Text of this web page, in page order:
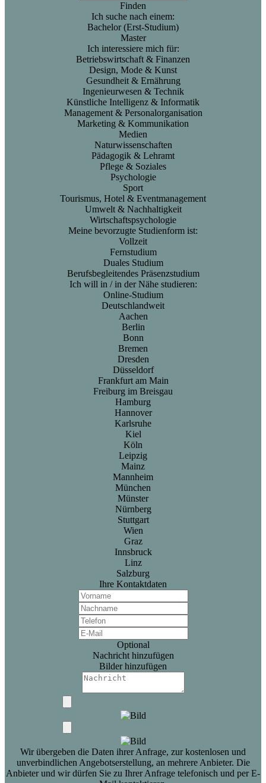
Finden
Ich suche nach einem:
Bachelor (Erst-Studium)
Master
Ich interessiere mich für:
Betriebswirtschaft & Finanzen
Design, Mode & Kunst
Gesundheit & Ernährung
Ingenieurwesen & Technik
Künstliche Intelligenz & Informatik
Management & Personalorganisation
Marketing & Kommunikation
Medien
Naturwissenschaften
Pädagogik & Lehramt
Pflege & Soziales
Psychologie
Sport
Tourismus, Hotel & Eventmanagement
Umwelt & Nachhaltigkeit
Wirtschaftspsychologie
Meine bevorzugte Studienform ist:
Vollzeit
Fernstudium
Duales Studium
Berufsbegleitendes Präsenzstudium
Ich will in / in der Nähe studieren:
Online-Studium
Deutschlandweit
Aachen
Berlin
Bonn
Bremen
Dresden
Düsseldorf
Frankfurt am Main
Freiburg im Breisgau
Hamburg
Hannover
Karlsruhe
Kiel
Köln
Leipzig
Mainz
Mannheim
München
Münster
Nürnberg
Stuttgart
Wien
Graz
Innsbruck
Linz
Salzburg
Ihre Kontaktdaten
Optional
Nachricht hinzufügen
Bilder hinzufügen
Wir übergeben die Daten ihrer Anfrage, zur kostenlosen und
unverbindlichen Angebotserstellung, an mehrere Anbieter. Die
Anbieter und wir dürfen Sie zu Ihrer Anfrage telefonisch und per E-